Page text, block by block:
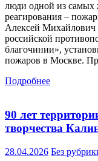
люди одной из самых
реагирования –
Алексей Михайлович
российской
благочинии»,
пожаров в Москве.
Подробнее
90 лет
творчества
28.04.2026 Без